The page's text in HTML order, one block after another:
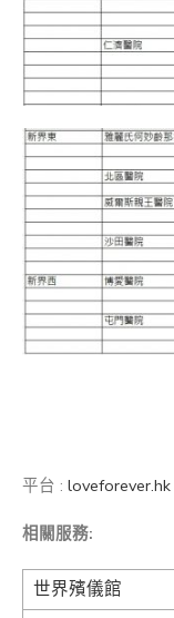
平台 : loveforever.hk
相關服務:
世界殯儀館